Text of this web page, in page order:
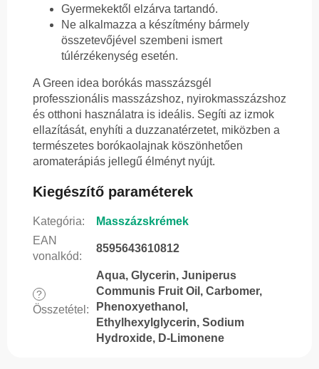
Gyermekektől elzárva tartandó.
Ne alkalmazza a készítmény bármely
összetevőjével szembeni ismert
túlérzékenység esetén.
A Green idea borókás masszázsgél
professzionális masszázshoz, nyirokmasszázshoz
és otthoni használatra is ideális. Segíti az izmok
ellazítását, enyhíti a duzzanatérzetet, miközben a
természetes borókaolajnak köszönhetően
aromaterápiás jellegű élményt nyújt.
Kiegészítő paraméterek
Kategória:
Masszázskrémek
EAN
vonalkód:
8595643610812
?
Összetétel :
Aqua, Glycerin, Juniperus
Communis Fruit Oil, Carbomer,
Phenoxyethanol,
Ethylhexylglycerin, Sodium
Hydroxide, D-Limonene